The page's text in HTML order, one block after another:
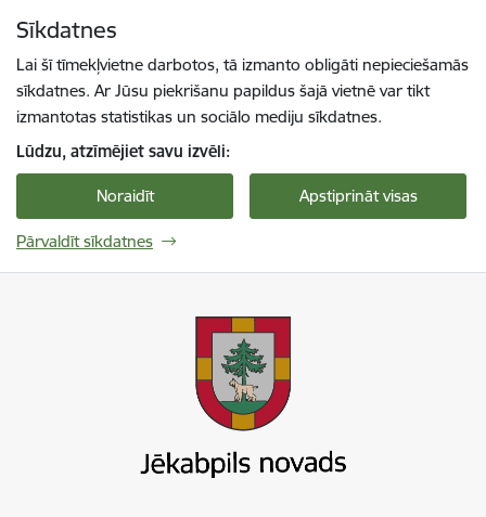
Sīkdatnes
Lai šī tīmekļvietne darbotos, tā izmanto obligāti nepieciešamās
sīkdatnes. Ar Jūsu piekrišanu papildus šajā vietnē var tikt
izmantotas statistikas un sociālo mediju sīkdatnes.
Lūdzu, atzīmējiet savu izvēli:
Noraidīt Apstiprināt visas
Pārvaldīt sīkdatnes